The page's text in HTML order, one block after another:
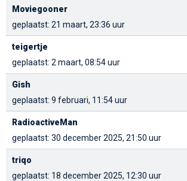
Moviegooner
geplaatst: 21 maart, 23:36 uur
teigertje
geplaatst: 2 maart, 08:54 uur
Gish
geplaatst: 9 februari, 11:54 uur
RadioactiveMan
geplaatst: 30 december 2025, 21:50 uur
triqo
geplaatst: 18 december 2025, 12:30 uur